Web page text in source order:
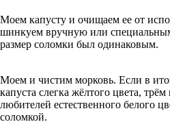
Моем капусту и очищаем ее от
шинкуем вручную или
размер соломки был одинаковым.
Моем и чистим морковь. Если в
капуста слегка жёлтого цвета,
любителей естественного белого
соломкой.